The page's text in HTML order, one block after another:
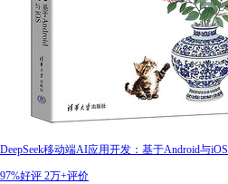
DeepSeek移动端AI应用开发：基于Android与iOS
97%好评 2万+评价